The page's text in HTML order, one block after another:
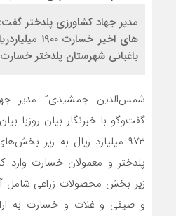
مدیر جهاد کشاورزی پلدختر
های اخیر
باغبانی شهرستان پلدختر
شمس‌الدین جمشیدی” مدیر
گفت‌وگو با خبرنگار بیان روزبا
۹۷۳ میلیارد ریال به زیر
پلدختر و معمولان خسارت وارد
زیر بخش محصولات زراعی شامل